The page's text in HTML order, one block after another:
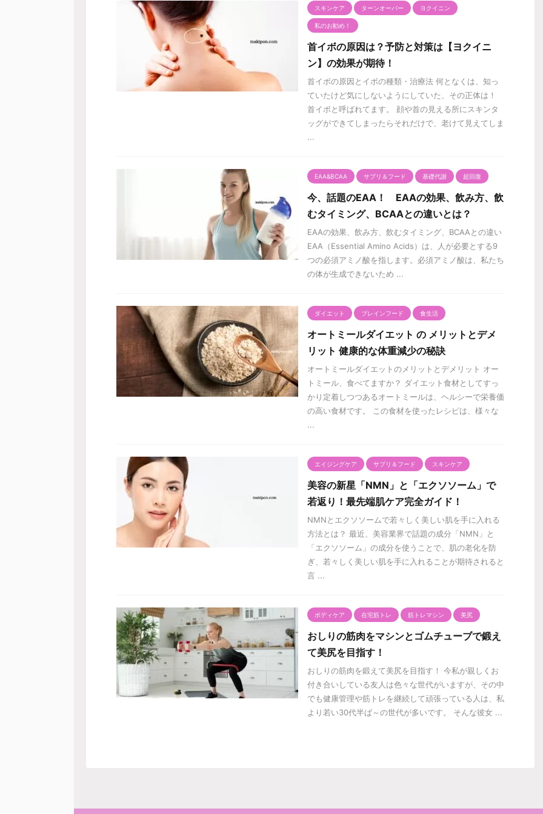
スキンケア ターンオーバー ヨクイニン
私のお勧め！
首イボの原因は？予防と対策は【ヨクイニ
ン】の効果が期待！
首イボの原因とイボの種類・治療法 何となくは、知っ
ていたけど気にしないようにしていた、その正体は！
首イボと呼ばれてます。 顔や首の見える所にスキンタ
ッグができてしまったらそれだけで、老けて見えてしま
...
EAA&BCAA サプリ＆フード 基礎代謝 超回復
今、話題のEAA！ EAAの効果、飲み方、飲
むタイミング、BCAAとの違いとは？
EAAの効果、飲み方、飲むタイミング、BCAAとの違い
EAA（Essential Amino Acids）は、人が必要とする9
つの必須アミノ酸を指します。必須アミノ酸は、私たち
の体が生成できないため ...
ダイエット ブレインフード 食生活
オートミールダイエット の メリットとデメ
リット 健康的な体重減少の秘訣
オートミールダイエットのメリットとデメリット オー
トミール、食べてますか？ ダイエット食材としてすっ
かり定着しつつあるオートミールは、ヘルシーで栄養価
の高い食材です。 この食材を使ったレシピは、様々な
...
エイジングケア サプリ＆フード スキンケア
美容の新星「NMN」と「エクソソーム」で
若返り！最先端肌ケア完全ガイド！
NMNとエクソソームで若々しく美しい肌を手に入れる
方法とは？ 最近、美容業界で話題の成分「NMN」と
「エクソソーム」の成分を使うことで、肌の老化を防
ぎ、若々しく美しい肌を手に入れることが期待されると
言 ...
ボディケア 在宅筋トレ 筋トレマシン 美尻
おしりの筋肉をマシンとゴムチューブで鍛え
て美尻を目指す！
おしりの筋肉を鍛えて美尻を目指す！ 今私が親しくお
付き合いしている友人は色々な世代がいますが、その中
でも健康管理や筋トレを継続して頑張っている人は、私
より若い30代半ば～の世代が多いです。 そんな彼女 ...